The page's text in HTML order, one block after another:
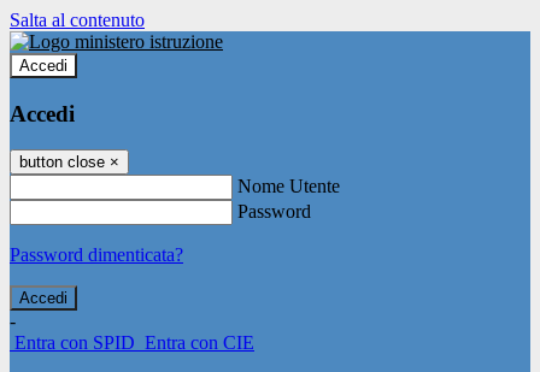
Salta al contenuto
Accedi
Accedi
button close ×
Nome Utente
Password
Password dimenticata?
-
Entra con SPID Entra con CIE